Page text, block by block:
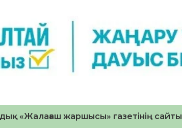
«Жалағаш жаршысы» газетінің сайты